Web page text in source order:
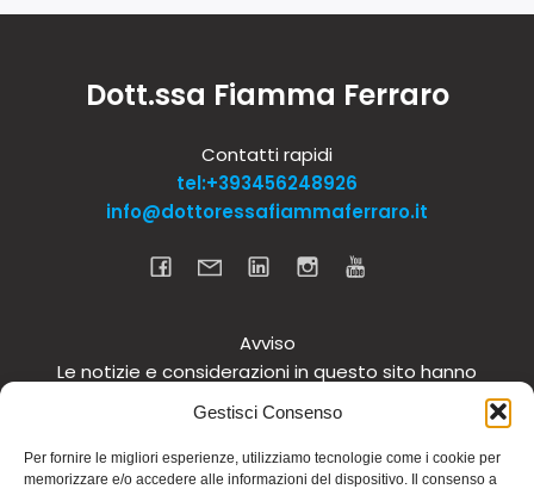
Gestisci Consenso
Per fornire le migliori esperienze, utilizziamo tecnologie come i cookie per
memorizzare e/o accedere alle informazioni del dispositivo. Il consenso a
Dott.ssa Fiamma Ferraro
Contatti rapidi
tel:+393456248926
info@dottoressafiammaferraro.it
Avviso
Le notizie e considerazioni in questo sito hanno
carattere informativo generale e non intendono in
alcun modo dare consigli medici. Si raccomanda di
non intraprendere o interrompere alcuna terapia o